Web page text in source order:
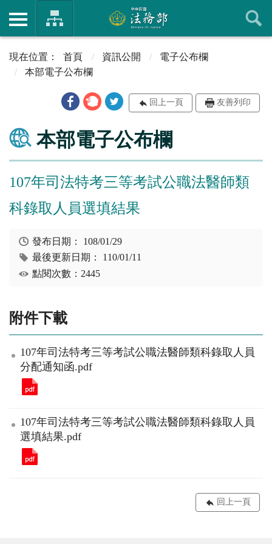
首頁 資訊公開
電子公布欄
本部電子公布欄
回上一頁 友善列印
本部電子公布欄
107年司法特考三等考試公職法醫師類
科錄取人員選填結果
發布日期： 108/01/29
最後更新日期： 110/01/11
點閱次數：2445
附件下載
107年司法特考三等考試公職法醫師類科錄取人員
分配通知函.pdf
107年司法特考三等考試公職法醫師類科錄取人員
選填結果.pdf
回上一頁